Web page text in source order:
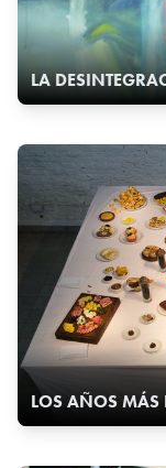
LA
LOS AÑOS